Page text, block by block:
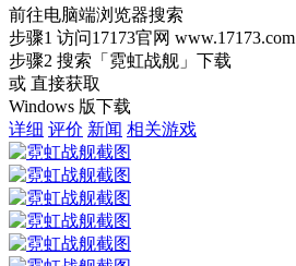
前往电脑端浏览器搜索
步骤1 访问17173官网 www.17173.com
步骤2 搜索 「霓虹战舰」 下载
或 直接获取
Windows 版下载
详细 评价 新闻 相关游戏